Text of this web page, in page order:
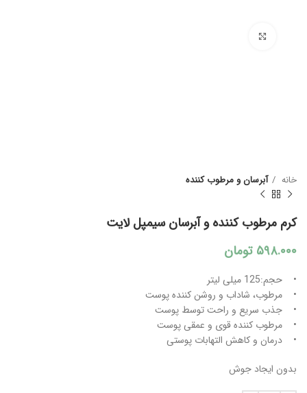
خانه آبرسان و مرطوب کننده
کرم مرطوب کننده و آبرسان سیمپل لایت
۵۹۸.۰۰۰ تومان
• حجم:125 میلی لیتر
• مرطوب، شاداب و روشن کننده پوست
• جذب سریع و راحت توسط پوست
• مرطوب کننده قوی و عمقی پوست
• درمان و کاهش التهابات پوستی
بدون ایجاد جوش